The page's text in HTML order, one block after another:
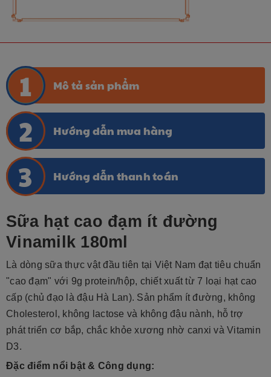
Mô tả sản phẩm
Hướng dẫn mua hàng
Hướng dẫn thanh toán
Sữa hạt cao đạm ít đường
Vinamilk 180ml
Là dòng sữa thực vật đầu tiên tại Việt Nam đạt tiêu chuẩn
"cao đạm" với 9g protein/hộp, chiết xuất từ 7 loại hạt cao
cấp (chủ đạo là đậu Hà Lan). Sản phẩm ít đường, không
Cholesterol, không lactose và không đậu nành, hỗ trợ
phát triển cơ bắp, chắc khỏe xương nhờ canxi và Vitamin
D3.
Đặc điểm nổi bật & Công dụng: